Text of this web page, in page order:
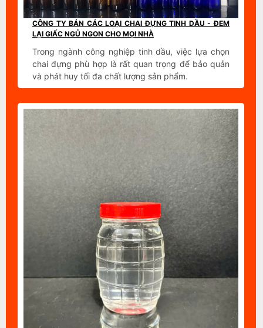
CÔNG TY BÁN CÁC LOẠI CHAI ĐỰNG TINH DẦU - ĐEM
LẠI GIẤC NGỦ NGON CHO MỌI NHÀ
Trong ngành công nghiệp tinh dầu, việc lựa chọn
chai đựng phù hợp là rất quan trọng để bảo quản
và phát huy tối đa chất lượng sản phẩm.